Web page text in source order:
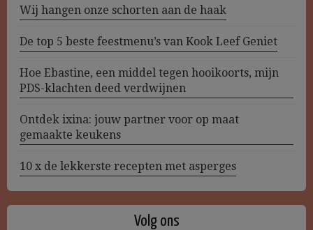
Wij hangen onze schorten aan de haak
De top 5 beste feestmenu’s van Kook Leef Geniet
Hoe Ebastine, een middel tegen hooikoorts, mijn
PDS-klachten deed verdwijnen
Ontdek ixina: jouw partner voor op maat
gemaakte keukens
10 x de lekkerste recepten met asperges
Volg ons